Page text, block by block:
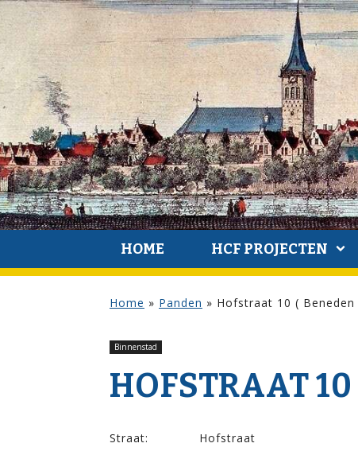
HOME HCF PROJECTEN
Home » Panden » Hofstraat 10 (
Binnenstad
HOF­STRAAT
Straat:
Hofstraat